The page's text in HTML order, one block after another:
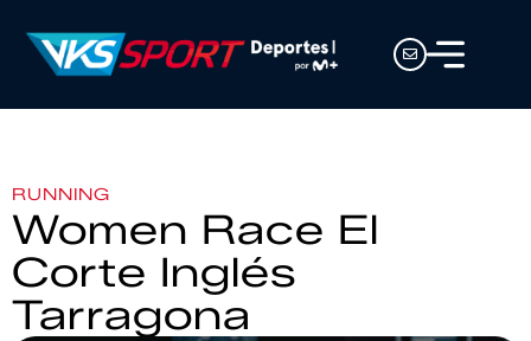
RUNNING
Women Race El
Corte Inglés
Tarragona